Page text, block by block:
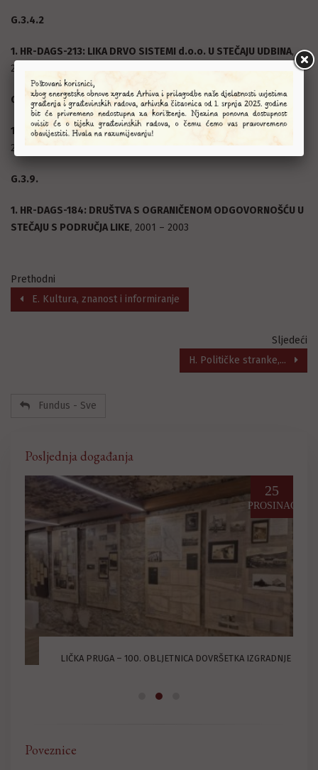
G.3.4.2
1. HR-DAGS-213: LIKA DRVO SISTEMI d.o.o. U STEČAJU UDBINA,
2004 – 2007
G.3.5.
1. HR-DAGS-114: PLITVICE TRGOVINA d.o.o. KORENICA
2001
G.3.9.
1. HR-DAGS-184: DRUŠTVA S OGRANIČENOM ODGOVORNOŠĆU U
STEČAJU S PODRUČJA LIKE, 2001 – 2003
Prethodni
E. Kultura, znanost i informiranje
Sljedeći
H. Političke stranke,...
Fundus - Sve
Posljednja događanja
25
PROSINAC
LIČKA PRUGA – 100. OBLJETNICA DOVRŠETKA IZGRADNJE
Poveznice